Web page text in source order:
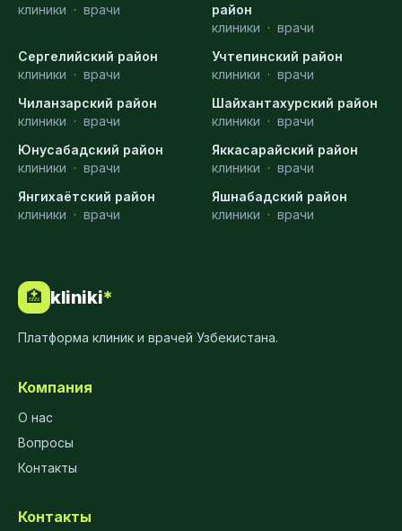
клиники · врачи
район
клиники · врачи
Сергелийский район
клиники · врачи
Учтепинский район
клиники · врачи
Чиланзарский район
клиники · врачи
Шайхантахурский район
клиники · врачи
Юнусабадский район
клиники · врачи
Яккасарайский район
клиники · врачи
Янгихаётский район
клиники · врачи
Яшнабадский район
клиники · врачи
🏥 kliniki*
Платформа клиник и врачей Узбекистана.
Компания
О нас
Вопросы
Контакты
Контакты